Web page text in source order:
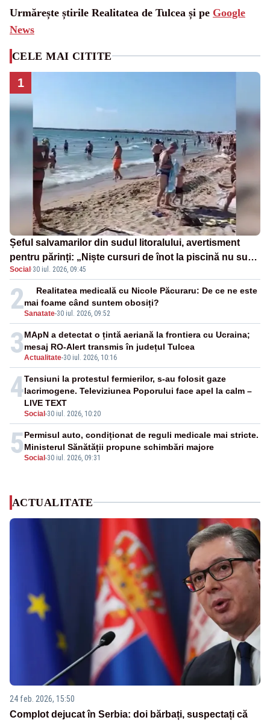
Urmărește știrile Realitatea de Tulcea și pe Google
News
CELE MAI CITITE
1
Șeful salvamarilor din sudul litoralului, avertisment
pentru părinți: „Niște cursuri de înot la piscină nu sunt
suficiente”
Social·30 iul. 2026, 09:45
2Sanatate-30 iul. 2026, 09:52
Realitatea medicală cu Nicole Păcuraru: De ce ne este
mai foame când suntem obosiți?
3Actualitate-30 iul. 2026, 10:16
MApN a detectat o țintă aeriană la frontiera cu Ucraina;
mesaj RO-Alert transmis în județul Tulcea
4
Social-30 iul. 2026, 10:20
Tensiuni la protestul fermierilor, s-au folosit gaze
lacrimogene. Televiziunea Poporului face apel la calm –
LIVE TEXT
5Social-30 iul. 2026, 09:31
Permisul auto, condiționat de reguli medicale mai stricte.
Ministerul Sănătății propune schimbări majore
ACTUALITATE
24 feb. 2026, 15:50
Complot dejucat în Serbia: doi bărbați, suspectați că